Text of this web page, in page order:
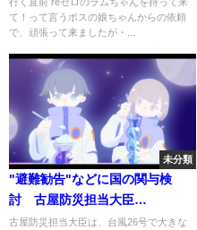
て！って言うボスの娘ちゃんからの依頼
で、頑張って来ましたが・...
未分類
"避難勧告"などに国の関与検
討 古屋防災担当大臣
（13/10/21）
古屋防災担当大臣は、台風26号で大きな